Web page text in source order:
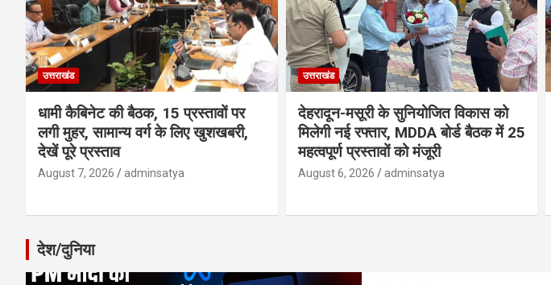
उत्तराखंड
धामी कैबिनेट की बैठक, 15 प्रस्तावों पर
लगी मुहर, सामान्य वर्ग के लिए खुशखबरी,
देखें पूरे प्रस्ताव
August 7, 2026 adminsatya
उत्तराखंड
देहरादून-मसूरी के सुनियोजित विकास को
मिलेगी नई रफ्तार, MDDA बोर्ड बैठक में 25
महत्वपूर्ण प्रस्तावों को मंजूरी
August 6, 2026 adminsatya
देश/दुनिया